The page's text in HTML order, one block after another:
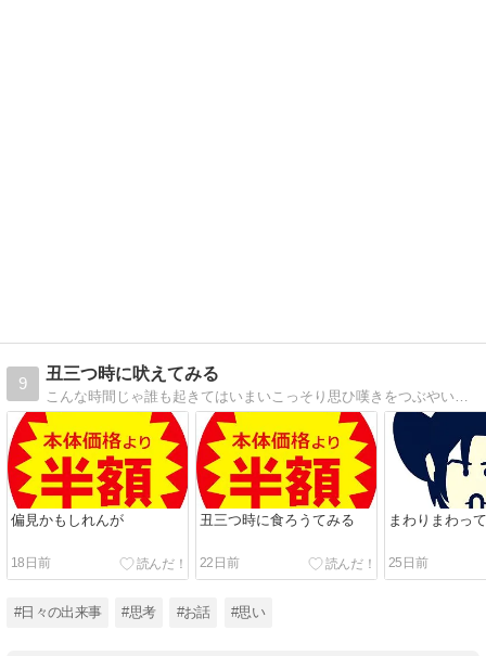
9
丑三つ時に吠えてみる
こんな時間じゃ誰も起きてはいまいこっそり思ひ嘆きをつぶやいてもようかね
偏見かもしれんが
18日前
丑三つ時に食ろうてみる
22日前
まわりまわって
25日前
#日々の出来事 #思考 #お話 #思い